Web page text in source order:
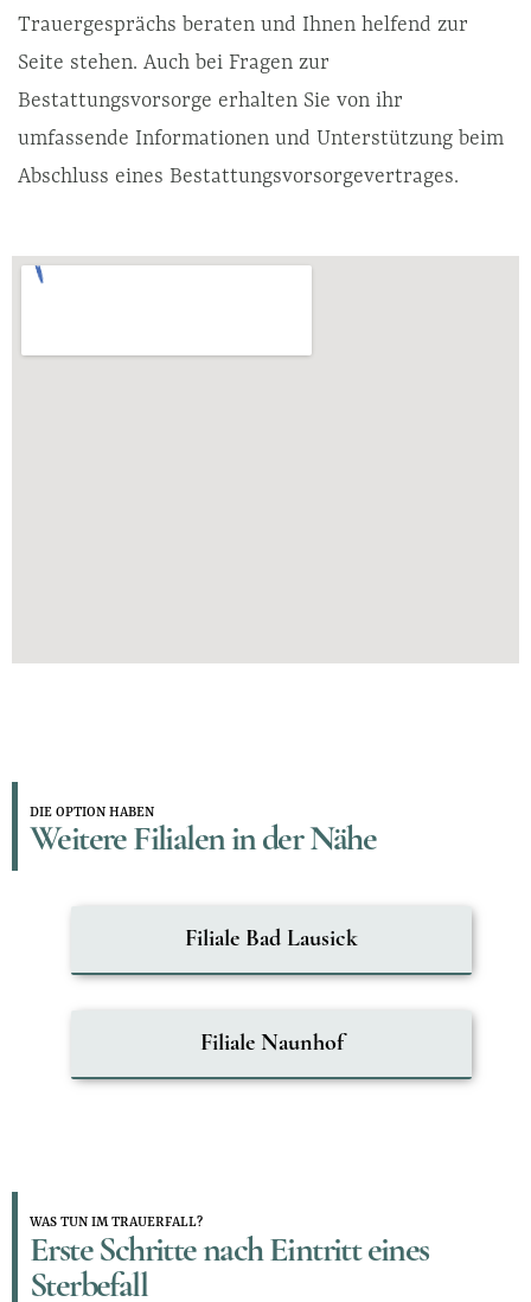
Trauergesprächs beraten und Ihnen helfend zur
Seite stehen. Auch bei Fragen zur
Bestattungsvorsorge erhalten Sie von ihr
umfassende Informationen und Unterstützung beim
Abschluss eines Bestattungsvorsorgevertrages.
DIE OPTION HABEN
Weitere Filialen in der Nähe
Filiale Bad Lausick
Filiale Naunhof
WAS TUN IM TRAUERFALL?
Erste Schritte nach Eintritt eines
Sterbefall